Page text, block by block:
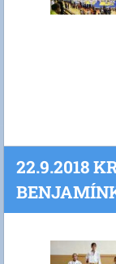
22.9.2018